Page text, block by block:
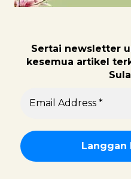
Sertai newsletter
kesemua artikel